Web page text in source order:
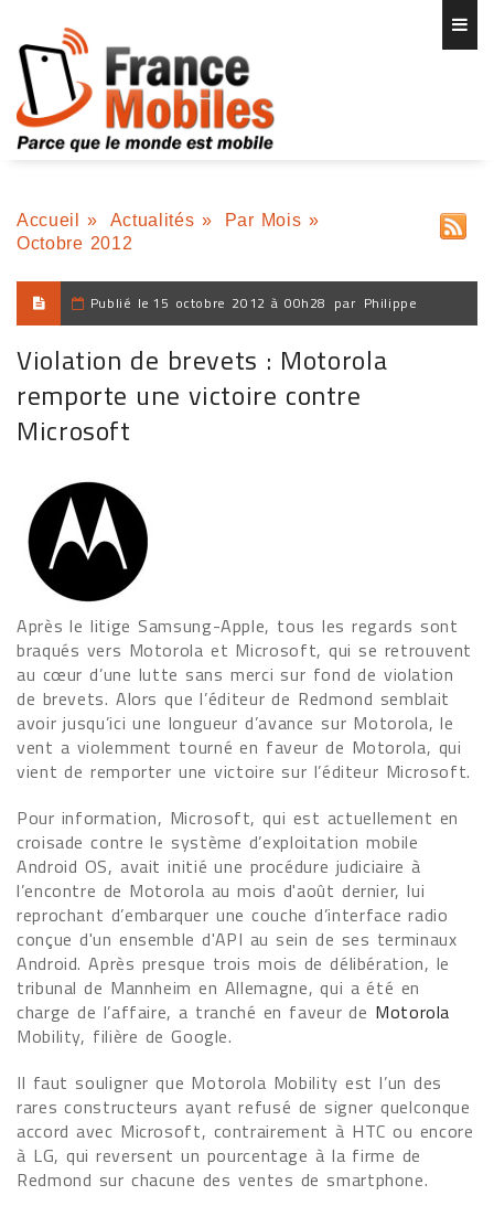
Accueil » Actualités » Par Mois »
Octobre 2012
Publié le 15 octobre 2012 à 00h28 par Philippe
Violation de brevets : Motorola
remporte une victoire contre
Microsoft
Après le litige Samsung-Apple, tous les regards sont
braqués vers Motorola et Microsoft, qui se retrouvent
au cœur d’une lutte sans merci sur fond de violation
de brevets. Alors que l’éditeur de Redmond semblait
avoir jusqu’ici une longueur d’avance sur Motorola, le
vent a violemment tourné en faveur de Motorola, qui
vient de remporter une victoire sur l’éditeur Microsoft.
Pour information, Microsoft, qui est actuellement en
croisade contre le système d’exploitation mobile
Android OS, avait initié une procédure judiciaire à
l’encontre de Motorola au mois d'août dernier, lui
reprochant d’embarquer une couche d’interface radio
conçue d'un ensemble d'API au sein de ses terminaux
Android. Après presque trois mois de délibération, le
tribunal de Mannheim en Allemagne, qui a été en
charge de l’affaire, a tranché en faveur de Motorola
Mobility, filière de Google.
Il faut souligner que Motorola Mobility est l’un des
rares constructeurs ayant refusé de signer quelconque
accord avec Microsoft, contrairement à HTC ou encore
à LG, qui reversent un pourcentage à la firme de
Redmond sur chacune des ventes de smartphone.